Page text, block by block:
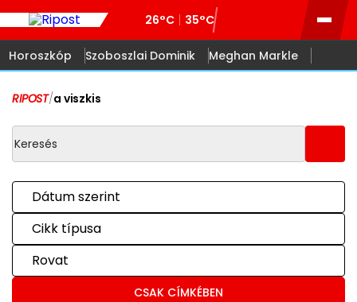
26°C 35°C
Horoszkóp Szoboszlai Dominik Meghan Markle
RIPOST/a viszkis
Dátum szerint
Cikk típusa
Rovat
CSAK CÍMKÉBEN